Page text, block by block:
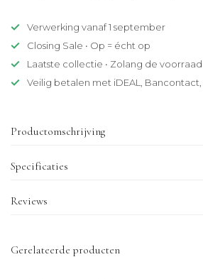
Verwerking vanaf 1 september
Closing Sale • Op = écht op
Laatste collectie • Zolang de
Veilig betalen met iDEAL,
Productomschrijving
Specificaties
Reviews
Gerelateerde producten